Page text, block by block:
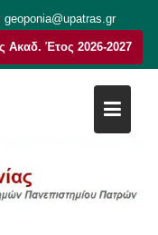
geoponia@upatras.gr
Έτος 2026-2027